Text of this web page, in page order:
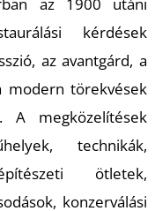
az 1900 utáni
kérdések
az avantgárd, a
modern törekvések
A megközelítések
technikák,
ötletek,
konzerválási